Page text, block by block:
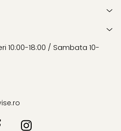
10:00-18:00 / Sambata 10-